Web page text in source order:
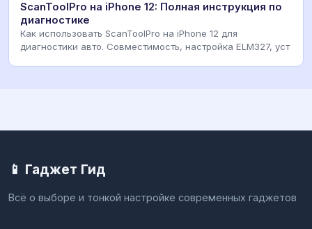
ScanToolPro на iPhone 12: Полная инструкция по
диагностике
Как использовать ScanToolPro на iPhone 12 для
диагностики авто. Совместимость, настройка ELM327, уст
📱 Гаджет Гид
Всё о выборе и тонкой настройке современных гаджетов